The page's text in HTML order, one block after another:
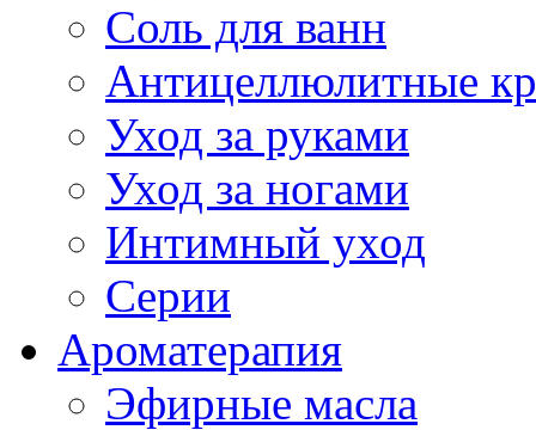
Соль для ванн
Антицеллюлитные
Уход за руками
Уход за ногами
Интимный уход
Серии
Ароматерапия
Эфирные масла